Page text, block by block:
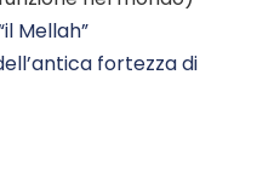
Mellah”
fortezza di